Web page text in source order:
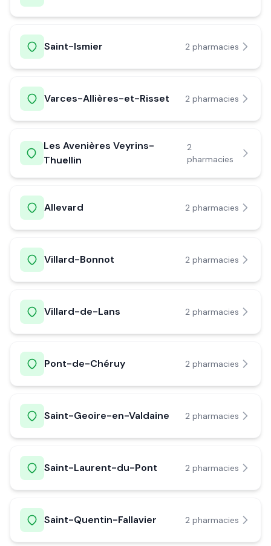
Saint-Ismier 2 pharmacies
Varces-Allières-et-Risset 2 pharmacies
Les Avenières Veyrins-
Thuellin
2
pharmacies
Allevard 2 pharmacies
Villard-Bonnot 2 pharmacies
Villard-de-Lans 2 pharmacies
Pont-de-Chéruy 2 pharmacies
Saint-Geoire-en-Valdaine 2 pharmacies
Saint-Laurent-du-Pont 2 pharmacies
Saint-Quentin-Fallavier 2 pharmacies